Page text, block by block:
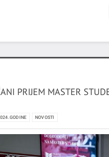
i sociološka
PRIJEM MASTER
NOVOSTI